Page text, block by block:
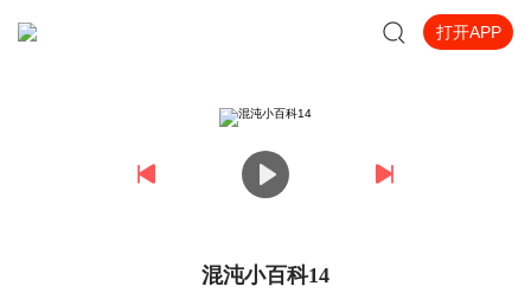
打开APP
混沌小百科14